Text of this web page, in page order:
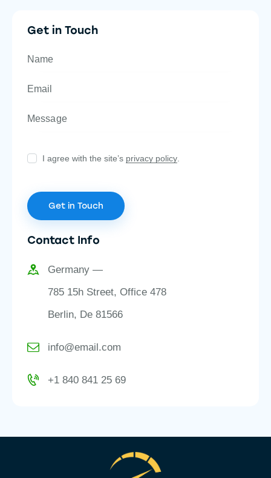
Get in Touch
I agree with the site’s privacy policy.
Contact Info
Germany —
785 15h Street, Office 478
Berlin, De 81566
info@email.com
+1 840 841 25 69